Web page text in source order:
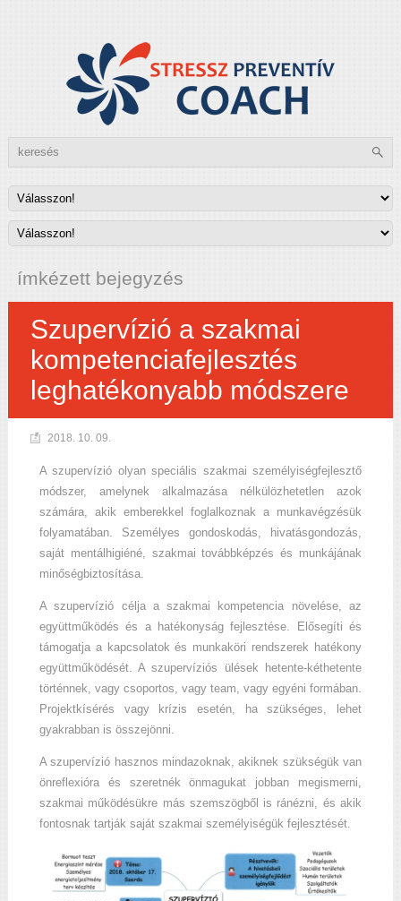
ímkézett bejegyzés
Szupervízió a szakmai
kompetenciafejlesztés
leghatékonyabb módszere
2018. 10. 09.
A szupervízió olyan speciális szakmai személyiségfejlesztő
módszer, amelynek alkalmazása nélkülözhetetlen azok
számára, akik emberekkel foglalkoznak a munkavégzésük
folyamatában. Személyes gondoskodás, hivatásgondozás,
saját mentálhigiéné, szakmai továbbképzés és munkájának
minőségbiztosítása.
A szupervízió célja a szakmai kompetencia növelése, az
együttműködés és a hatékonyság fejlesztése. Elősegíti és
támogatja a kapcsolatok és munkaköri rendszerek hatékony
együttműködését. A szupervíziós ülések hetente-kéthetente
történnek, vagy csoportos, vagy team, vagy egyéni formában.
Projektkísérés vagy krízis esetén, ha szükséges, lehet
gyakrabban is összejönni.
A szupervízió hasznos mindazoknak, akiknek szükségük van
önreflexióra és szeretnék önmagukat jobban megismerni,
szakmai működésükre más szemszögből is ránézni, és akik
fontosnak tartják saját szakmai személyiségük fejlesztését.